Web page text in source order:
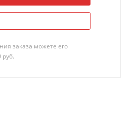
заказа можете его